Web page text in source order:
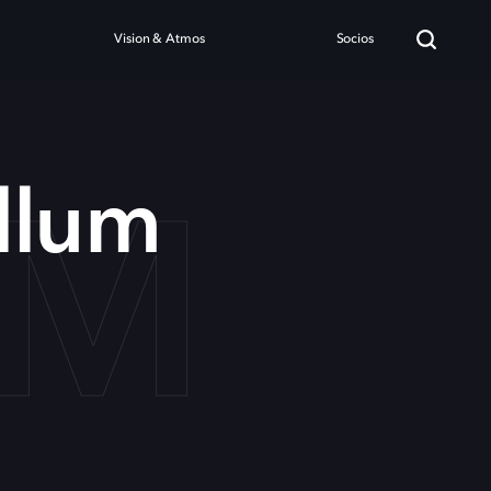
Vision & Atmos Socios